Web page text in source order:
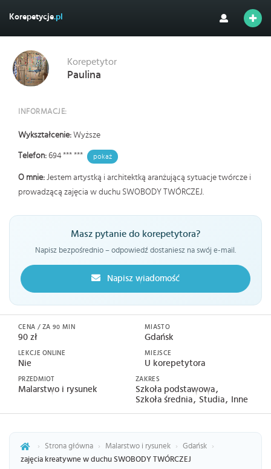
Korepetycje.pl
Korepetytor
Paulina
INFORMACJE:
Wykształcenie: Wyższe
Telefon: 694 *** *** pokaż
O mnie: Jestem artystką i architektką aranżującą sytuacje twórcze i
prowadzącą zajęcia w duchu SWOBODY TWÓRCZEJ.
Masz pytanie do korepetytora?
Napisz bezpośrednio – odpowiedź dostaniesz na swój e-mail.
Napisz wiadomość
CENA / ZA 90 MIN
90 zł
LEKCJE ONLINE
Nie
MIASTO
Gdańsk
MIEJSCE
U korepetytora
PRZEDMIOT
Malarstwo i rysunek
ZAKRES
Szkoła podstawowa
Szkoła średnia Studia Inne
› Strona główna › Malarstwo i rysunek › Gdańsk
›
zajęcia kreatywne w duchu SWOBODY TWÓRCZEJ